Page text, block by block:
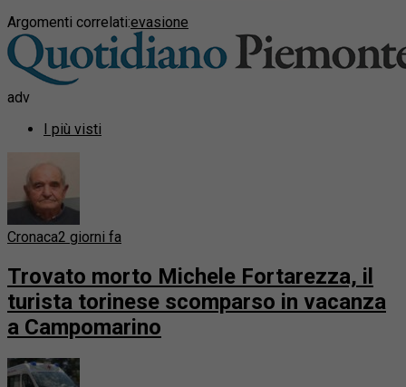
Argomenti correlati:evasione
adv
I più visti
Cronaca2 giorni fa
Trovato morto Michele Fortarezza, il
turista torinese scomparso in vacanza
a Campomarino